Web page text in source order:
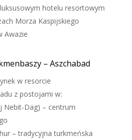
hotelu resortowym
Morza Kaspijskiego
Awazie
– Aszchabad
w resorcie
z postojami w:
Nebit-Dag) – centrum
– tradycyjna turkmeńska